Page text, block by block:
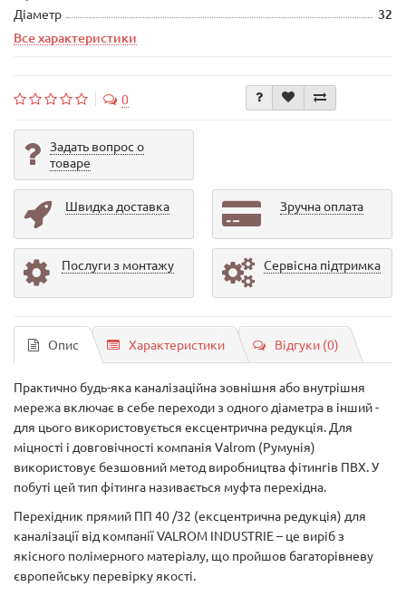
Діаметр
32
Все характеристики
0
Задать вопрос о
товаре
Швидка доставка Зручна оплата
Послуги з монтажу Сервісна підтримка
Опис Характеристики Відгуки (0)
Практично будь-яка каналізаційна зовнішня або внутрішня
мережа включає в себе переходи з одного діаметра в інший -
для цього використовується ексцентрична редукція. Для
міцності і довговічності компанія Valrom (Румунія)
використовує безшовний метод виробництва фітингів ПВХ. У
побуті цей тип фітинга називається муфта перехідна.
Перехідник прямий ПП 40 /32 (ексцентрична редукція) для
каналізації від компанії VALROM INDUSTRIE – це виріб з
якісного полімерного матеріалу, що пройшов багаторівневу
європейську перевірку якості.